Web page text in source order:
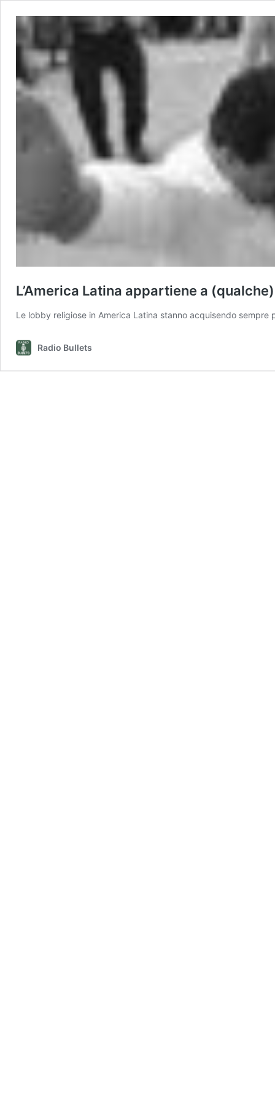
L’America Latina appartiene a
Le lobby religiose in America Latina stanno acquisendo sempre
Radio Bullets